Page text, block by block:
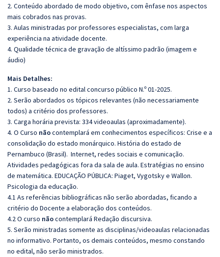
2. Conteúdo abordado de modo objetivo, com ênfase nos aspectos
mais cobrados nas provas.
3. Aulas ministradas por professores especialistas, com larga
experiência na atividade docente.
4. Qualidade técnica de gravação de altíssimo padrão (imagem e
áudio)
Mais Detalhes:
1. Curso baseado no edital concurso público N.º 01-2025.
2. Serão abordados os tópicos relevantes (não necessariamente
todos) a critério dos professores.
3. Carga horária prevista: 334 videoaulas (aproximadamente).
4. O Curso nãocontemplará em conhecimentos específicos: Crise e a
consolidação do estado monárquico. História do estado de
Pernambuco (Brasil). Internet, redes sociais e comunicação.
Atividades pedagógicas fora da sala de aula. Estratégias no ensino
de matemática. EDUCAÇÃO PÚBLICA: Piaget, Vygotsky e Wallon.
Psicologia da educação.
4.1 As referências bibliográficas não serão abordadas, ficando a
critério do Docente a elaboração dos conteúdos.
4.2 O curso nãocontemplará Redação discursiva.
5. Serão ministradas somente as disciplinas/videoaulas relacionadas
no informativo. Portanto, os demais conteúdos, mesmo constando
no edital, não serão ministrados.